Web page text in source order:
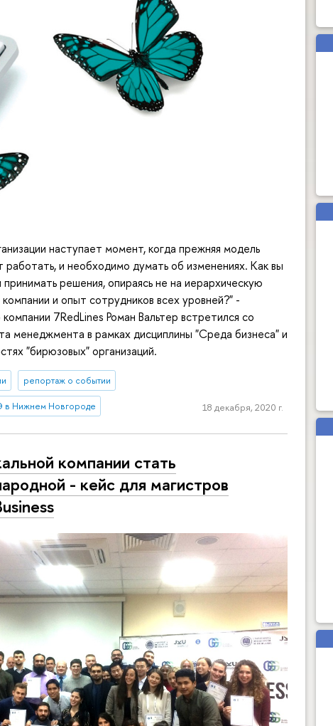
наступает момент, когда прежняя модель
работать, и необходимо думать об изменениях. Как вы
решения, опираясь не на иерархическую
и опыт сотрудников всех уровней?" -
7RedLines Роман Вальтер встретился со
менеджмента в рамках дисциплины "Среда бизнеса" и
"бирюзовых" организаций.
репортаж о событии
Нижнем Новгороде 18 декабря, 2020 г.
компании стать
- кейс для магистров